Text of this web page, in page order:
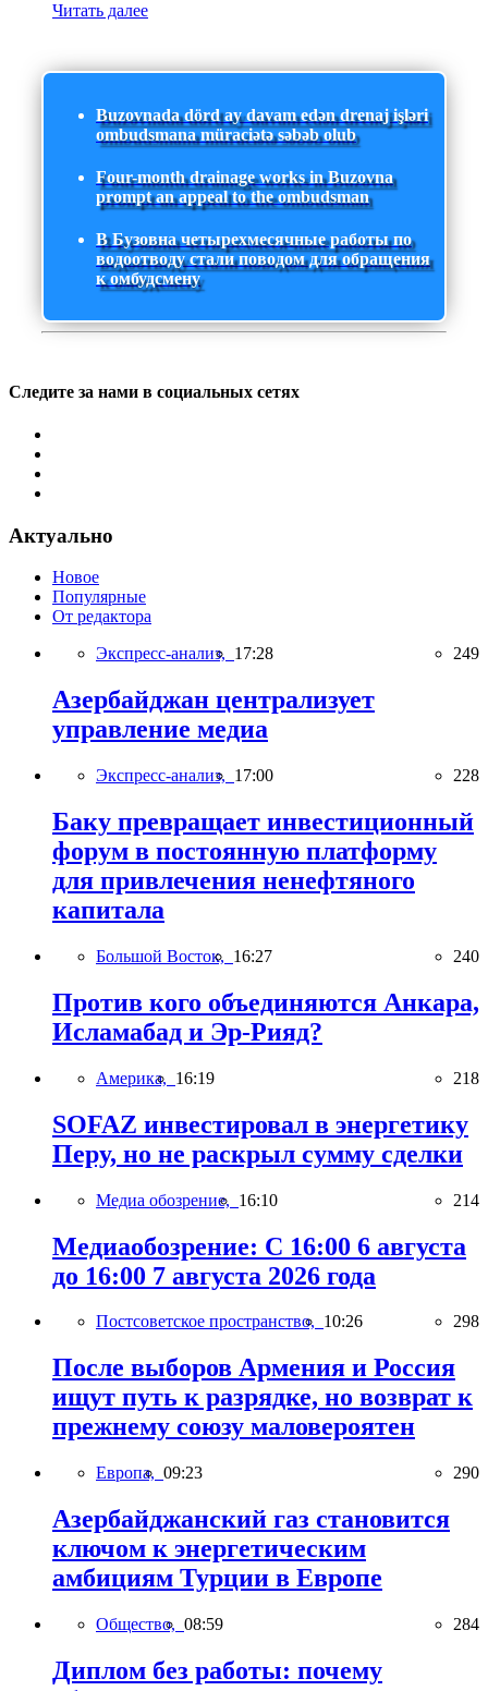
Читать далее
Buzovnada dörd ay davam edən drenaj işləri
ombudsmana müraciətə səbəb olub
Four-month drainage works in Buzovna
prompt an appeal to the ombudsman
В Бузовна четырехмесячные работы по
водоотводу стали поводом для обращения
к омбудсмену
Следите за нами в социальных сетях
Актуально
Новое
Популярные
От редактора
Экспресс-анализ, 17:28 249
Азербайджан централизует
управление медиа
Экспресс-анализ, 17:00 228
Баку превращает инвестиционный
форум в постоянную платформу
для привлечения ненефтяного
капитала
Большой Восток, 16:27 240
Против кого объединяются Анкара,
Исламабад и Эр-Рияд?
Америка, 16:19 218
SOFAZ инвестировал в энергетику
Перу, но не раскрыл сумму сделки
Медиа обозрение, 16:10 214
Медиаобозрение: С 16:00 6 августа
до 16:00 7 августа 2026 года
Постсоветское пространство, 10:26 298
После выборов Армения и Россия
ищут путь к разрядке, но возврат к
прежнему союзу маловероятен
Европа, 09:23 290
Азербайджанский газ становится
ключом к энергетическим
амбициям Турции в Европе
Общество, 08:59 284
Диплом без работы: почему